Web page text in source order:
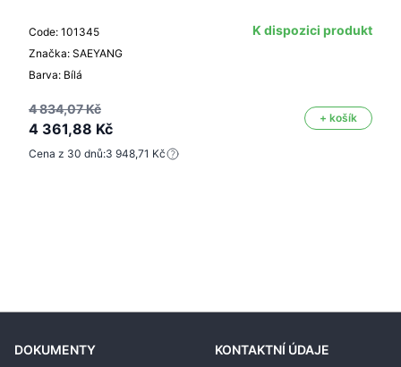
Code: 101345
Značka: SAEYANG
Barva: Bílá
K dispozici produkt
4 834,07 Kč
4 361,88 Kč
+ košík
Cena z 30 dnů:3 948,71 Kč
DOKUMENTY KONTAKTNÍ ÚDAJE